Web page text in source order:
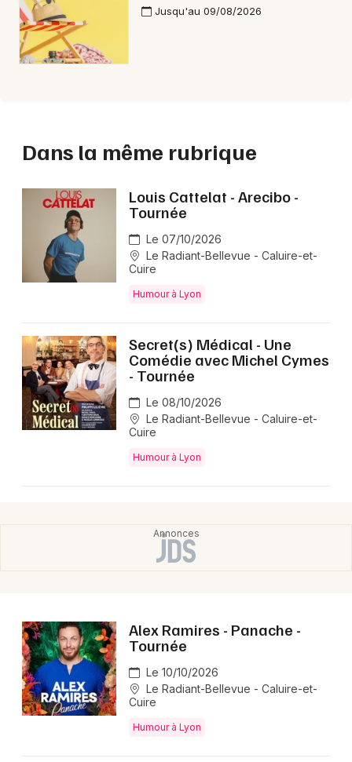
Jusqu'au 09/08/2026
Dans la même rubrique
Louis Cattelat - Arecibo -
Tournée
Le 07/10/2026
Le Radiant-Bellevue - Caluire-et-
Cuire
Humour à Lyon
Secret(s) Médical - Une
Comédie avec Michel Cymes
- Tournée
Le 08/10/2026
Le Radiant-Bellevue - Caluire-et-
Cuire
Humour à Lyon
Alex Ramires - Panache -
Tournée
Le 10/10/2026
Le Radiant-Bellevue - Caluire-et-
Cuire
Humour à Lyon